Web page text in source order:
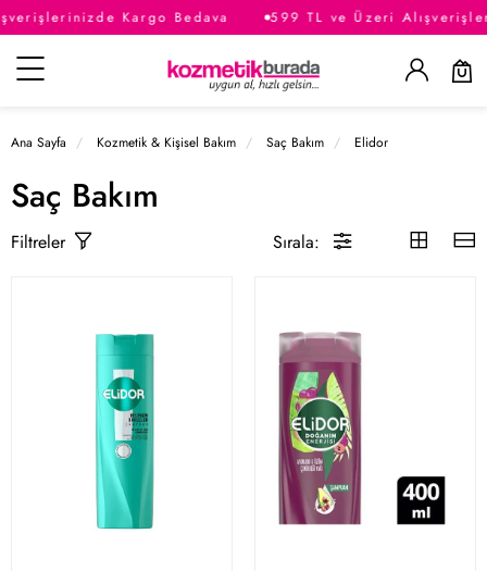
Kargo Bedava 599 TL ve Üzeri
Kategoriler
Ana Sayfa Kozmetik & Kişisel Bakım Saç Bakım Elidor
Saç Bakım
Filtreler Sırala: